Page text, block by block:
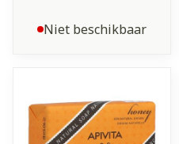
Niet beschikbaar